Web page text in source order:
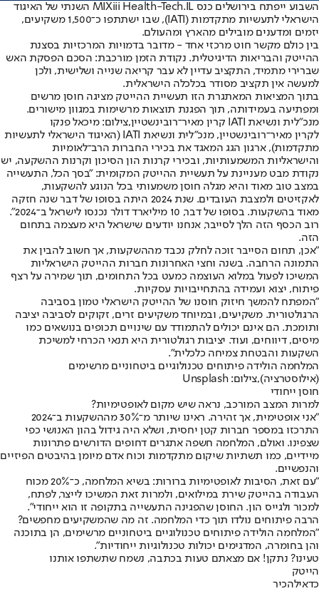
השבוע ייפתח בירושלים כנס MIXiii Health-Tech.IL השנתי של האיגוד
הישראלי לתעשיות מתקדמות (IATI), שבו ישתתפו כ־1,500 משקיעים,
יזמים ומדענים מובילים מהארץ ומהעולם.
בין כולם מקשר חוט מרכזי אחד - מדובר בדמויות המרכזיות בסצנת
ההייטק והבריאות הדיגיטלית. נקודת הזמן מורכבת: הסכם הפסקת האש
שברירי מתמיד, התקציב עדיין לא עבר קריאה שנייה ושלישית, ולכן
למעשה אין תקציב מסודר בכלכלה הישראלית.
בתוך המציאות המאתגרת הזו תעשיית ההייטק מציגה חוסן מרשים
ומפתיעה בעמידותה, תוך הפגנת תוצאות מרשימות במגוון מישורים.
מנכ"לית ונשיאת IATI קרין מאיר־רובינשטיין,צילום: מיכאל פנקו
לקרין מאיר־רובינשטיין, מנכ"לית ונשיאת IATI (האיגוד הישראלי לתעשיות
מתקדמות), ארגון הגג המאגד את בכירי החברות הרב־לאומיות
והישראליות המשמעותיות, ובכירי קרנות הון הסיכון וקרנות ההשקעה, יש
נקודת מבט מעניינת על תעשיית ההייטק המקומית: "בסך הכל, התעשייה
במצב טוב מאוד והיא מגלה חוסן משמעותי בכל הנוגע להשקעות,
לאקזיטים ולמצבת העובדים. שנת 2024 היתה בסופו של דבר שנה חזקה
מאוד בהשקעות. בסופו של דבר, 10 מיליארד דולר נכנסו לישראל ב־2024".
רוב הכסף הזה הלך לסייבר, אנחנו יודעים שישראל היא מעצמה בתחום
הזה.
"אכן, תחום הסייבר זוכה לחלק נכבד מההשקעות, אך חשוב להבין את
התמונה הרחבה. בשנה וחצי האחרונות חברות ההייטק הישראליות
המשיכו לפעול במלוא העוצמה כמעט בכל התחומים, תוך שמירה על רצף
פיתוח, יצוא ועמידה בהתחייבויות עסקיות.
"המפתח להמשך חיזוק חוסנו של ההייטק הישראלי טמון בסביבה
הרגולטורית. משקיעים, ובמיוחד משקיעים זרים, זקוקים לסביבה יציבה
ותומכת. הם אינם יכולים להתמודד עם שינויים תכופים בנושאים כמו
מיסים, דיווחים, ועוד. יציבות רגולטורית היא תנאי הכרחי למשיכת
השקעות והבטחת צמיחה כלכלית".
המלחמה הולידה פיתוחים טכנולוגיים ביטחוניים מרשימים
(אילוסטרציה),צילום: Unsplash
חוסן ייחודי
למרות המצב המורכב, נראה שיש מקום לאופטימיות?
"אני אופטימית, אך זהירה. ראינו שיותר מ־30% מההשקעות ב־2024
התרכזו במספר חברות קטן יחסית, ושלא היה גידול בהון האנושי כפי
שצפינו. ואולם, המלחמה חשפה אתגרים דחופים הדורשים פתרונות
מיידיים, כמו תשתיות שיקום מתקדמות וכוח אדם מיומן בהיבטים הפיזיים
והנפשיים.
"עם זאת, הסיבות לאופטימיות ברורות: בשיא המלחמה, כ־20% מכוח
העבודה בהייטק שירת במילואים, ולמרות זאת המשיכו לייצר, לפתח,
למכור ולגייס הון. החוסן שהפגינה התעשייה בתקופה זו הוא ייחודי".
הרבה פיתוחים נולדו תוך כדי המלחמה. זה מה שהמשקיעים מחפשים?
"המלחמה הולידה פיתוחים טכנולוגיים ביטחוניים מרשימים, הן בתוכנה
והן בחומרה, המדגימים יכולות טכנולוגיות ייחודיות".
טעינו? נתקן! אם מצאתם טעות בכתבה, נשמח שתשתפו אותנו
הייטק
כדאילהכיר